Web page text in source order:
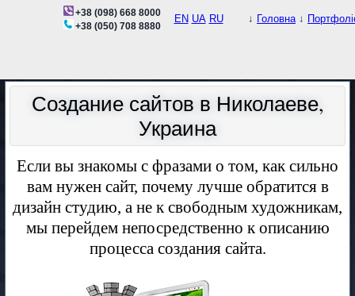
+38 (098) 668 8000
+38 (050) 708 8880
EN UA RU ↓ Головна↓
Создание сайтов в Николаеве,
Украина
Если вы знакомы с фразами о том, как сильно
вам нужен сайт, почему лучше обратится в
дизайн студию, а не к свободным художникам,
мы перейдем непосредственно к описанию
процесса создания сайта.